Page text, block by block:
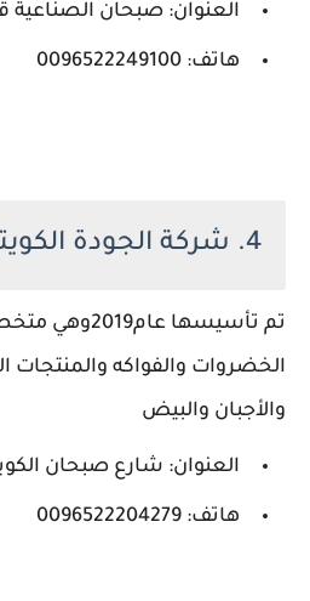
العنوان: صبحان الصناعية
هاتف: 0096522249100
4. شركة الجودة الكويتية
تم تأسيسها
الخضروات والفواكه والمنتجات
والأجبان والبيض
العنوان: شارع صبحان
هاتف: 0096522204279